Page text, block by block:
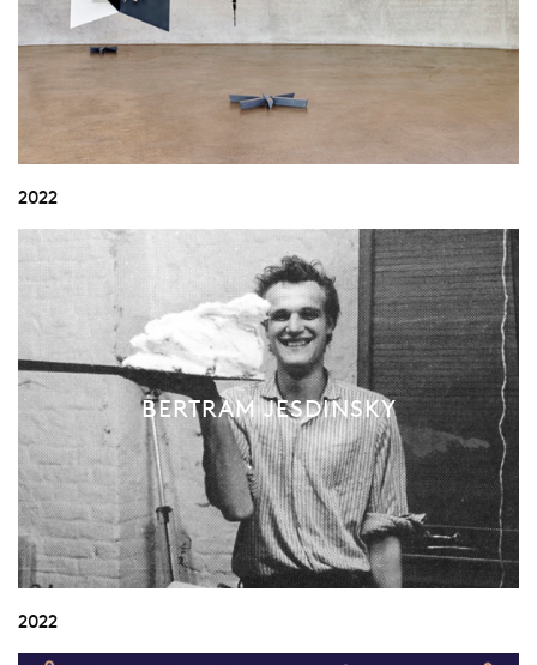
2022
BERTRAM JESDINSKY
2022